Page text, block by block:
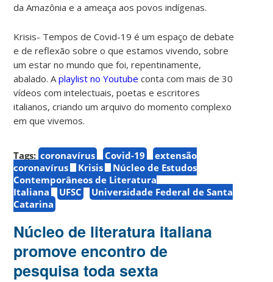
da Amazônia e a ameaça aos povos indígenas.
Krisis- Tempos de Covid-19 é um espaço de debate
e de reflexão sobre o que estamos vivendo, sobre
um estar no mundo que foi, repentinamente,
abalado. Aplaylist no Youtube conta com mais de 30
vídeos com intelectuais, poetas e escritores
italianos, criando um arquivo do momento complexo
em que vivemos.
Tags: coronavírus Covid-19
extensão
coronavírus
Krisis
Núcleo de Estudos
Contemporâneos de Literatura
Italiana
UFSC
Universidade Federal de Santa
Catarina
Núcleo de literatura italiana
promove encontro de
pesquisa toda sexta